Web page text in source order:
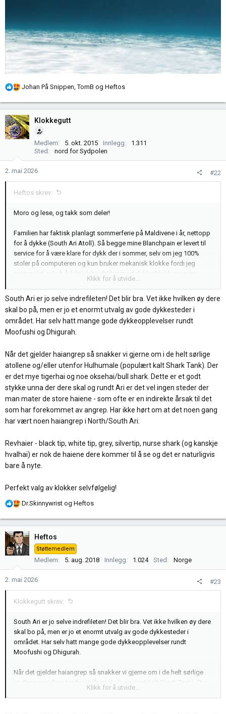
R
k
s
j
e
Johan På Snippen,TomB og Heftos
Klokkegutt
Medlem 5. okt. 2015 Innlegg
1.311
Sted
nord for Sydpolen
2. mai 2026 #22
Heftos skrev:
Moro og lese, og takk som deler!
Familien har faktisk planlagt sommerferie på Maldivene i år, nettopp
for å dykke (South Ari Atoll). Så begge mine Blanchpain er levert til
service for å være klare for dykk der i sommer, selv om jeg 100%
stoler på computeren og kun bruker mekanisk klokke fordi jeg
syntes det er kult å faktisk ha dykket med dykkerklokkene mine.
Det nytt for meg dette med haiangrep, som jeg måtte google litt. Har
ikke mer enn kanskje 20 dykk på Maldivene og har alltid fått høre at
de «aldri» har hatt haiangrep… Som du sikkert skjønner er jeg ikke
typen som higer etter den type dykk. Foretrekker Manta, Hvalhai,
makro/rev osv. Gjerne grunnere dykk med masse fargerike koraller.
Noen år siden jeg har vært der, og lest at de har hatt litt blekning av
koraller der så spent hvordan det blir. Uansett, om alt går etter
planen tar jeg med disse på tur:
Vis vedlegg 427418
Klikk for å utvide...
South Ari er jo selve indrefileten! Det blir bra. Vet ikke hvilken øy dere
skal bo på, men er jo et enormt utvalg av gode dykkesteder i
området. Har selv hatt mange gode dykkeopplevelser rundt
Moofushi og Dhigurah.
Når det gjelder haiangrep så snakker vi gjerne om i de helt sørlige
atollene og/eller utenfor Hulhumale (populært kalt Shark Tank). Der
er det mye tigerhai og noe oksehai/bull shark. Dette er et godt
stykke unna der dere skal og rundt Ari er det vel ingen steder der
man mater de store haiene - som ofte er en indirekte årsak til det
som har forekommet av angrep. Har ikke hørt om at det noen gang
har vært noen haiangrep i North/South Ari.
Revhaier - black tip, white tip, grey, silvertip, nurse shark (og kanskje
hvalhai) er nok de haiene dere kommer til å se og det er naturligvis
bare å nyte.
Perfekt valg av klokker selvfølgelig!
R
k
s
j
e
:
Dr.Skinnywrist og Heftos
Heftos
Støttemedlem
Medlem 5. aug. 2018 Innlegg 1.024 Sted Norge
2. mai 2026 #23
Klokkegutt skrev:
South Ari er jo selve indrefileten! Det blir bra. Vet ikke hvilken øy dere
skal bo på, men er jo et enormt utvalg av gode dykkesteder i
området. Har selv hatt mange gode dykkeopplevelser rundt
Moofushi og Dhigurah.
Når det gjelder haiangrep så snakker vi gjerne om i de helt sørlige
atollene og/eller utenfor Hulhumale (populært kalt Shark Tank). Der
Klikk for å utvide...